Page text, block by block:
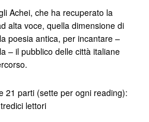
Achei, che ha recuperato la
alta voce, quella dimensione di
poesia antica, per incantare –
– il pubblico delle città italiane
21 parti (sette per ogni reading):
lettori